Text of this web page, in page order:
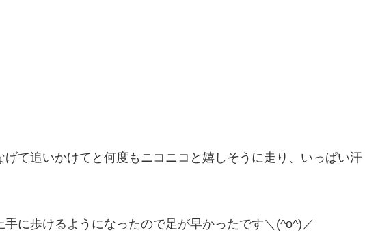
て追いかけてと何度もニコニコと嬉しそうに走り、いっぱい汗
に歩けるようになったので足が早かったです＼(^o^)／